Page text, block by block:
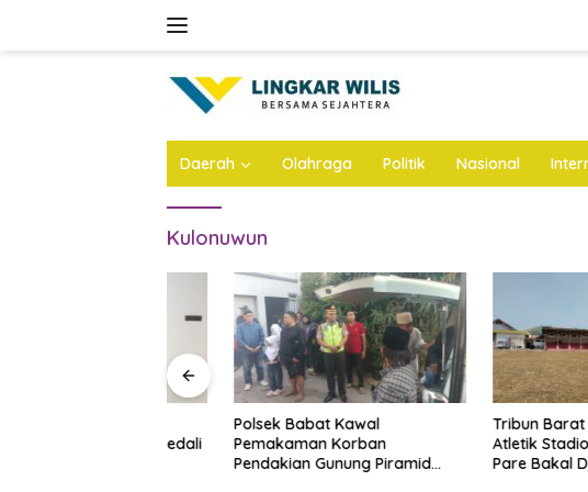
Daerah Olahraga Politik Nasional
Kulonuwun
Polsek Babat Kawal
Pemakaman Korban
Pendakian Gunung Piramid
Tribun Barat dan
Atletik Stadion
Pare Bakal Direnovasi